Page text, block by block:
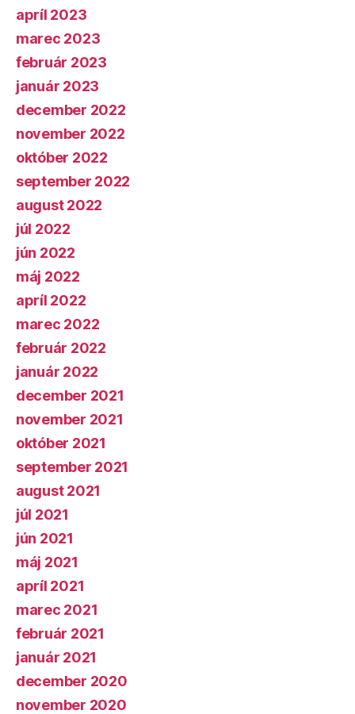
apríl 2023
marec 2023
február 2023
január 2023
december 2022
november 2022
október 2022
september 2022
august 2022
júl 2022
jún 2022
máj 2022
apríl 2022
marec 2022
február 2022
január 2022
december 2021
november 2021
október 2021
september 2021
august 2021
júl 2021
jún 2021
máj 2021
apríl 2021
marec 2021
február 2021
január 2021
december 2020
november 2020